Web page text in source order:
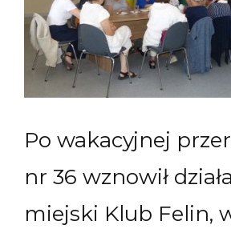
Po wakacyjnej
nr 36 wznowił
miejski Klub Felin,